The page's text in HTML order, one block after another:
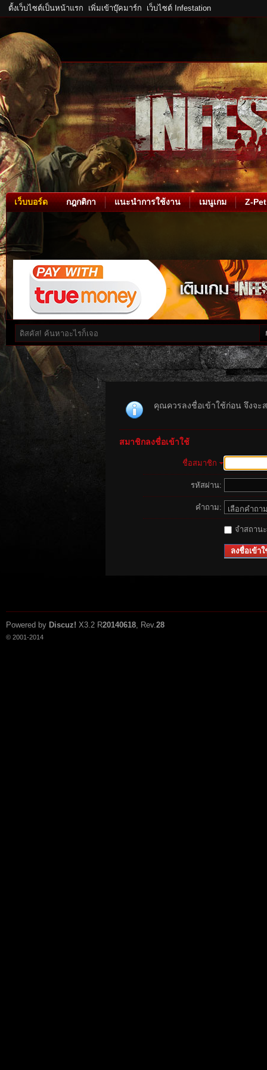
ตั้งเว็บไซต์เป็นหน้าแรก เพิ่มเข้าบุ๊คมาร์ก เว็บไซต์ Infestation
เว็บบอร์ด กฎกติกา แนะนำการใช้งาน เมนูเกม Z-Pet
คุณควรลงชื่อเข้าใช้ก่อน จึงจะ
สมาชิกลงชื่อเข้าใช้
ชื่อสมาชิก
รหัสผ่าน:
คำถาม:
จำสถาน
ลงชื่อเข้าใ
Powered by Discuz! X3.2 R20140618, Rev.28
© 2001-2014